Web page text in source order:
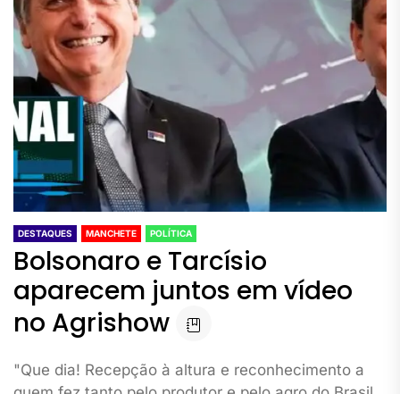
DESTAQUES MANCHETE POLÍTICA
Bolsonaro e Tarcísio
aparecem juntos em vídeo
no Agrishow
"Que dia! Recepção à altura e reconhecimento a